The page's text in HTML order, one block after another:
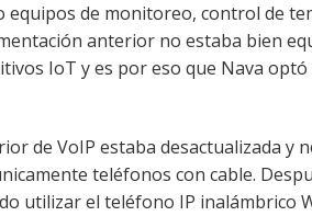
equipos de monitoreo, control de
anterior no estaba bien
IoT y es por eso que Nava
de VoIP estaba desactualizada y
teléfonos con cable.
utilizar el teléfono IP inalámbrico